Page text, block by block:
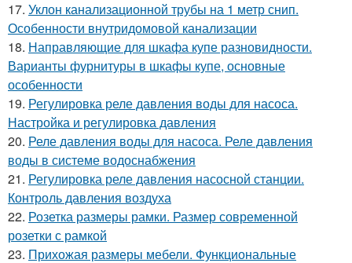
17. Уклон канализационной трубы на 1 метр снип.
Особенности внутридомовой канализации
18. Направляющие для шкафа купе разновидности.
Варианты фурнитуры в шкафы купе, основные
особенности
19. Регулировка реле давления воды для насоса.
Настройка и регулировка давления
20. Реле давления воды для насоса. Реле давления
воды в системе водоснабжения
21. Регулировка реле давления насосной станции.
Контроль давления воздуха
22. Розетка размеры рамки. Размер современной
розетки с рамкой
23. Прихожая размеры мебели. Функциональные